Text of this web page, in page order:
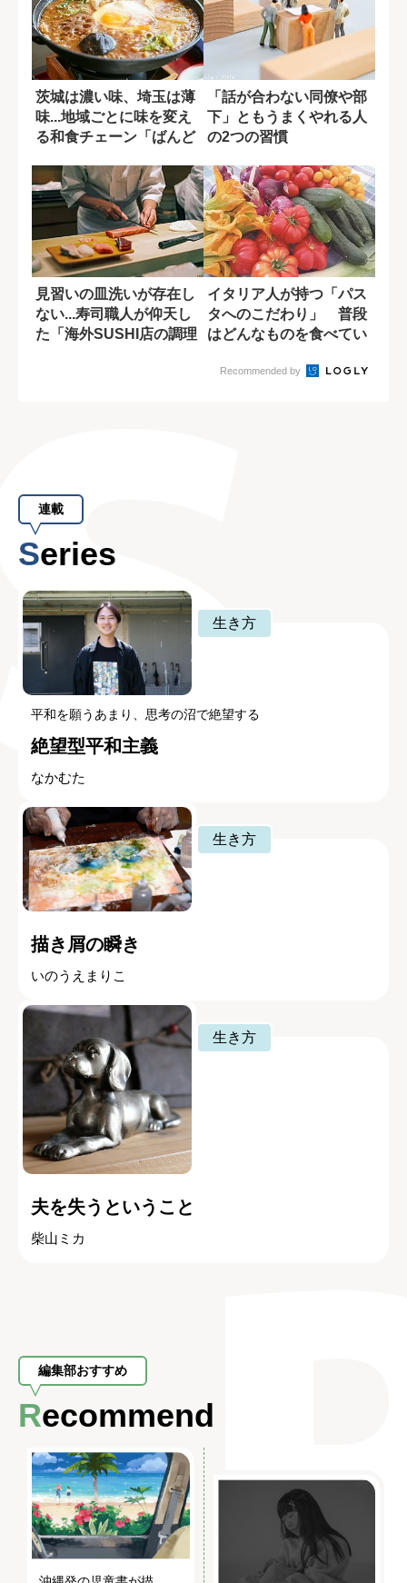
茨城は濃い味、埼玉は薄
味...地域ごとに味を変え
る和食チェーン「ばんど
「話が合わない同僚や部
下」ともうまくやれる人
の2つの習慣
見習いの皿洗いが存在し
ない...寿司職人が仰天し
た「海外SUSHI店の調理
イタリア人が持つ「パス
タへのこだわり」 普段
はどんなものを食べてい
Recommended by
連載
Series
生き方
平和を願うあまり、思考の沼で絶望する
絶望型平和主義
なかむた
生き方
描き屑の瞬き
いのうえまりこ
生き方
夫を失うということ
柴山ミカ
編集部おすすめ
Recommend